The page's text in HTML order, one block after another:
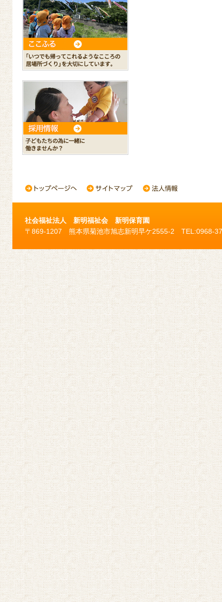
社会福祉法人 新明福祉会 新明保育園
〒869-1207 熊本県菊池市旭志新明早ケ2555-2 TEL:0968-